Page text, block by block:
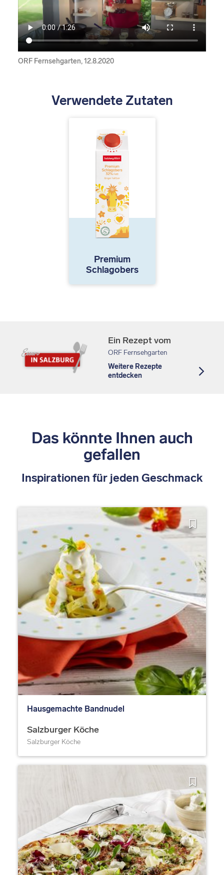
ORF Fernsehgarten, 12.8.2020
Verwendete Zutaten
Premium
Schlagobers
Ein Rezept vom
ORF Fernsehgarten
Weitere Rezepte
entdecken
Das könnte Ihnen auch
gefallen
Inspirationen für jeden Geschmack
Hausgemachte Bandnudel
Salzburger Köche
Salzburger Köche